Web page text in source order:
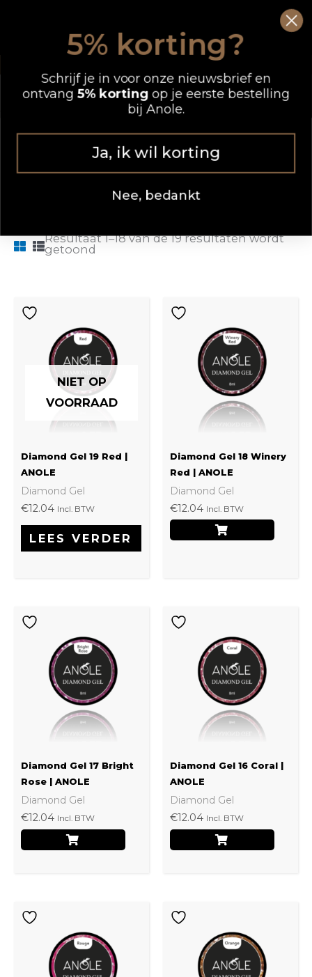
inhoud
Diamond Gel
Resultaat 1–18 van de 19 resultaten wordt
getoond
op
nieuwste
NIET OP
VOORRAAD
Diamond Gel 19 Red |
ANOLE
Diamond Gel
€12.04 Incl. BTW
LEES VERDER
Diamond Gel 18 Winery
Red | ANOLE
Diamond Gel
€12.04 Incl. BTW
Diamond Gel 17 Bright
Rose | ANOLE
Diamond Gel
€12.04 Incl. BTW
Diamond Gel 16 Coral |
ANOLE
Diamond Gel
€12.04 Incl. BTW
5% korting?
Schrijf je in voor onze nieuwsbrief en
ontvang5% korting op je eerste bestelling
bij Anole.
Ja, ik wil korting
Nee, bedankt